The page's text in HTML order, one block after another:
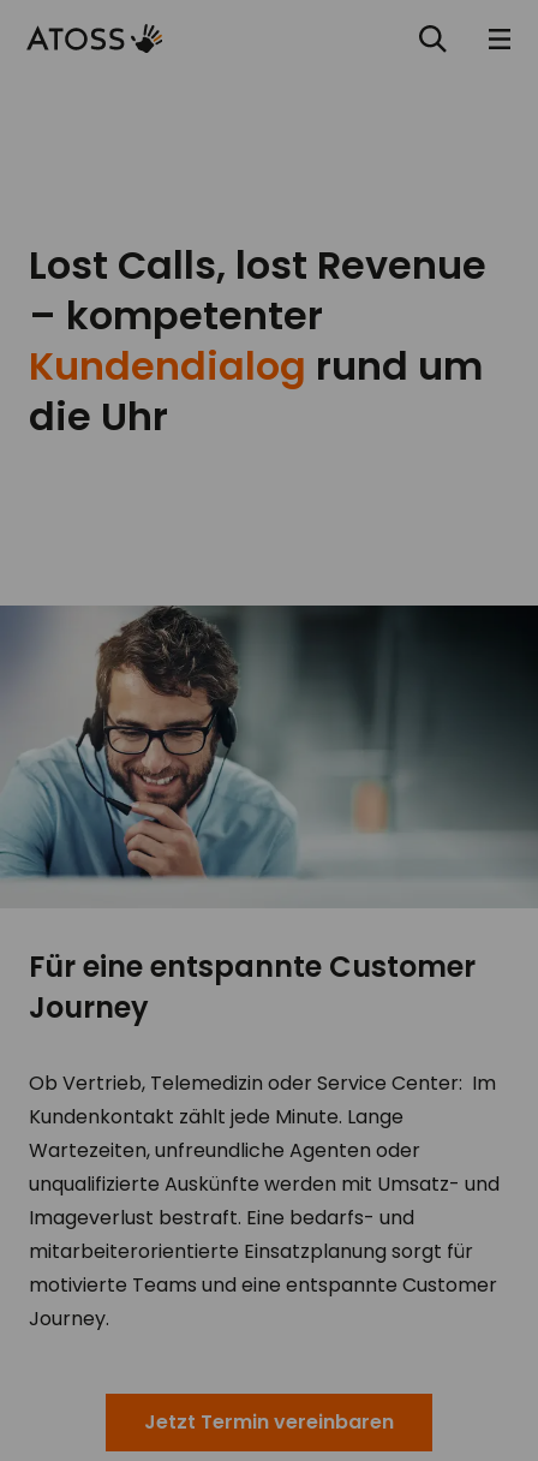
Lost Calls, lost Revenue
– kompetenter
Kundendialog rund um
die Uhr
Für eine entspannte Customer
Journey
Ob Vertrieb, Telemedizin oder Service Center: Im
Kundenkontakt zählt jede Minute. Lange
Wartezeiten, unfreundliche Agenten oder
unqualifizierte Auskünfte werden mit Umsatz- und
Imageverlust bestraft. Eine bedarfs- und
mitarbeiterorientierte Einsatzplanung sorgt für
motivierte Teams und eine entspannte Customer
Journey.
Jetzt Termin vereinbaren